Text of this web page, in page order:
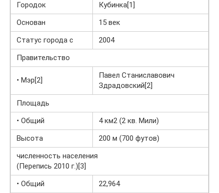
Городок
Кубинка[1]
Основан
15 век
Статус города с
2004
Правительство
• Мэр[2]
Павел Станиславович
Здрадовский[2]
Площадь
• Общий
4 км2 (2 кв. Мили)
Высота
200 м (700 футов)
численность населения
(Перепись 2010 г.)[3]
• Общий
22,964